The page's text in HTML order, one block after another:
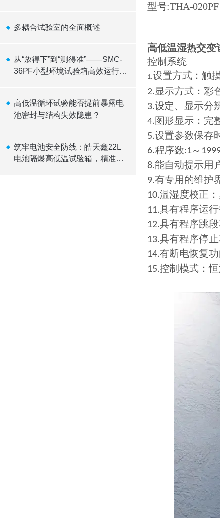
多耦合试验室的全面概述
从“放得下”到“测得准”——SMC-
36PF小型环境试验箱高效运行逻
高低温循环试验能否提前暴露电
池密封与结构失效隐患？
筑牢电池安全防线：皓天鑫22L
电池隔爆高低温试验箱，精准温
型号:THA-
高低温湿热交变
控制系统
1.设置方式：触
2.显示方式：彩
3.设定、显示分
4. 图形显示：完
5.设置参数保存
6.程序数:1 ～
8.能自动提示用
9.有专用的维护
10.温湿度校正
11.具有程序运
12.具有程序跳
13.具有程序停
14.有断电恢复
15.控制模式：